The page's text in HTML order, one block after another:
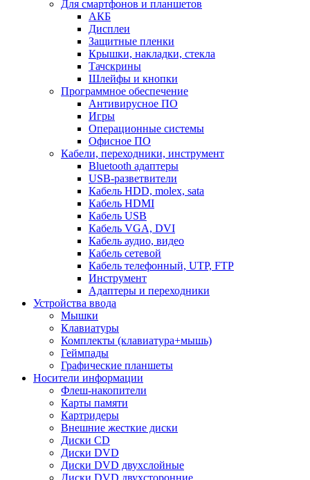
Для смартфонов и планшетов
АКБ
Дисплеи
Защитные пленки
Крышки, накладки, стекла
Тачскрины
Шлейфы и кнопки
Программное обеспечение
Антивирусное ПО
Игры
Операционные системы
Офисное ПО
Кабели, переходники, инструмент
Bluetooth адаптеры
USB-разветвители
Кабель HDD, molex, sata
Кабель HDMI
Кабель USB
Кабель VGA, DVI
Кабель аудио, видео
Кабель сетевой
Кабель телефонный, UTP, FTP
Инструмент
Адаптеры и переходники
Устройства ввода
Мышки
Клавиатуры
Комплекты (клавиатура+мышь)
Геймпады
Графические планшеты
Носители информации
Флеш-накопители
Карты памяти
Картридеры
Внешние жесткие диски
Диски CD
Диски DVD
Диски DVD двухслойные
Диски DVD двухсторонние